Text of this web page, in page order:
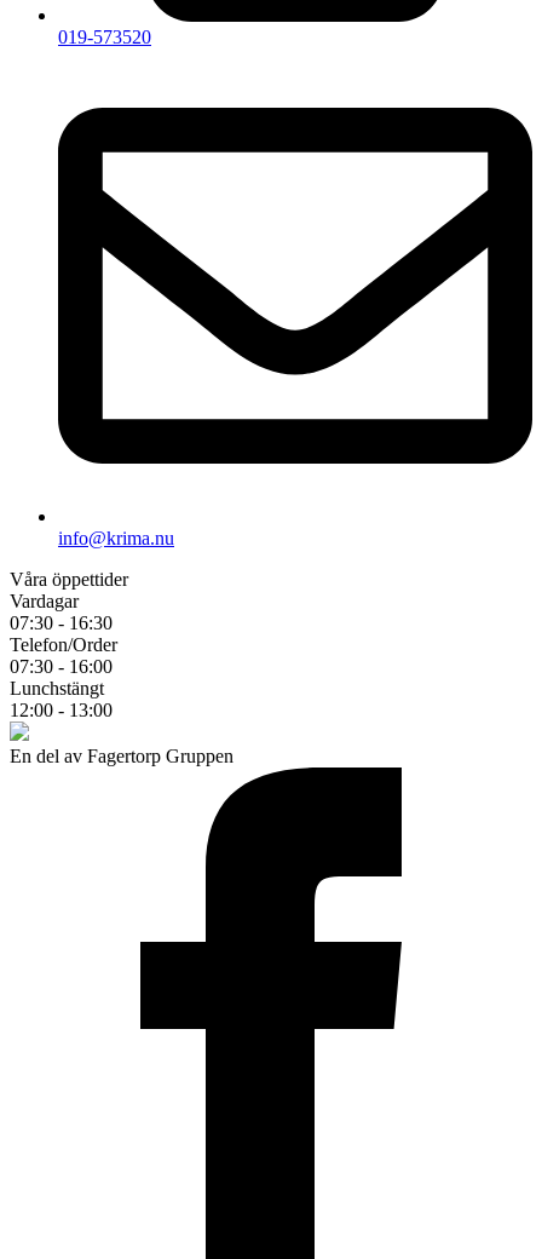
019-573520
info@krima.nu
Våra öppettider
Vardagar
07:30 - 16:30
Telefon/Order
07:30 - 16:00
Lunchstängt
12:00 - 13:00
En del av Fagertorp Gruppen